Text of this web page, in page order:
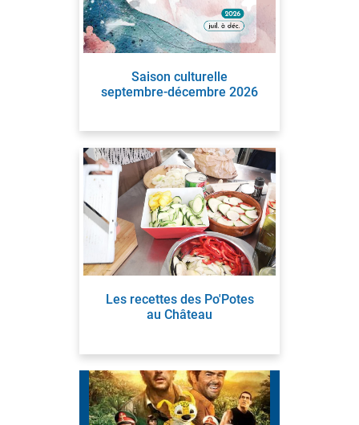
Saison culturelle
septembre-décembre 2026
Les recettes des Po'Potes
au Château